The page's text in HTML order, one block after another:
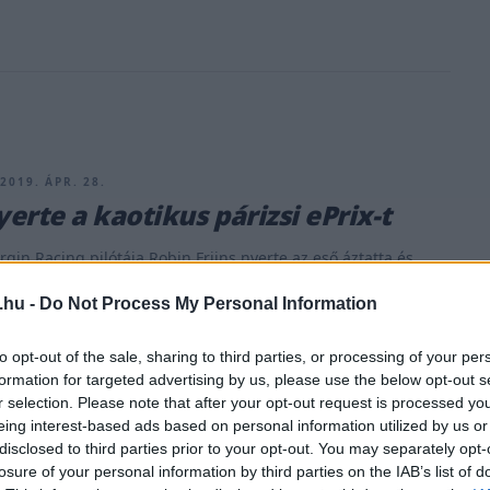
- Do Not Process My Personal Information
opt-out of the sale, sharing to third parties, or processing of your
for targeted advertising by us, please use the below opt-out
selection. Please note that after your opt-out request is processed
interest-based ads based on personal information utilized by us
to third parties prior to your opt-out. You may separately
of your personal information by third parties on the IAB’s list of
ÁPR. 28.
a kaotikus párizsi ePrix-t
Racing pilótája Robin Frijns nyerte az eső áztatta és
különböző futamgyőztese a nyolcadik versenyen. Már a
utólag kizárták – akárcsak a csapattársát is – túl alacsony
[&hellip;]